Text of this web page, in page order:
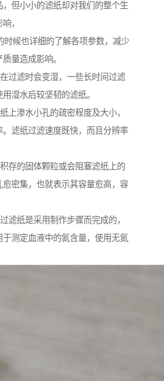
但小小的滤纸却对我们的整个生
，
候也详细的了解各项参数，减少
量造成影响。
过滤时会变湿，一些长时间过滤
湿水后较坚韧的滤纸。
上渗水小孔的疏密程度及大小，
。滤纸过滤速度既快，而且分辨率
存的固体颗粒或会阻塞滤纸上的
密集，也就表示其容量愈高，容
滤纸是采用制作步骤而完成的，
测定血液中的氮含量，使用无氮